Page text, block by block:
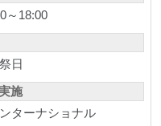
～18:00
日
施
ターナショナル